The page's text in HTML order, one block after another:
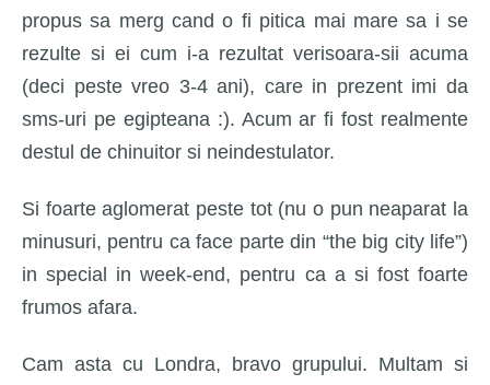
propus sa merg cand o fi pitica mai mare sa i se
rezulte si ei cum i-a rezultat verisoara-sii acuma
(deci peste vreo 3-4 ani), care in prezent imi da
sms-uri pe egipteana :). Acum ar fi fost realmente
destul de chinuitor si neindestulator.
Si foarte aglomerat peste tot (nu o pun neaparat la
minusuri, pentru ca face parte din “the big city life”)
in special in week-end, pentru ca a si fost foarte
frumos afara.
Cam asta cu Londra, bravo grupului. Multam si